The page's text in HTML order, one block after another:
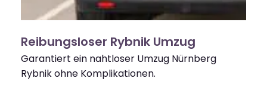
Reibungsloser Rybnik Umzug
Garantiert ein nahtloser Umzug Nürnberg
Rybnik ohne Komplikationen.